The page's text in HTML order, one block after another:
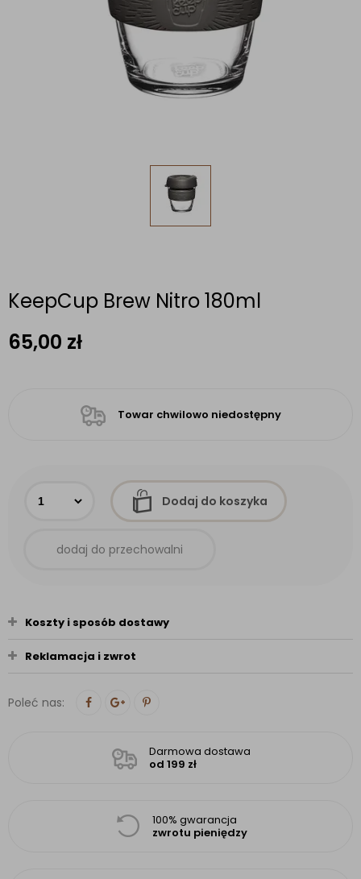
KeepCup Brew Nitro 180ml
65,00 zł
Towar chwilowo niedostępny
Dodaj do koszyka
dodaj do przechowalni
Koszty i sposób dostawy
Reklamacja i zwrot
Poleć nas:
Darmowa dostawa
od 199 zł
100% gwarancja
zwrotu pieniędzy